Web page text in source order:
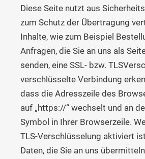
Diese Seite nutzt aus
zum Schutz der Übertragung
Inhalte, wie zum Beispiel
Anfragen, die Sie an uns als
senden, eine SSL- bzw.
verschlüsselte Verbindung
dass die Adresszeile des
auf „https://“ wechselt und an
Symbol in Ihrer Browserzeile.
TLS-Verschlüsselung aktiviert
Daten, die Sie an uns